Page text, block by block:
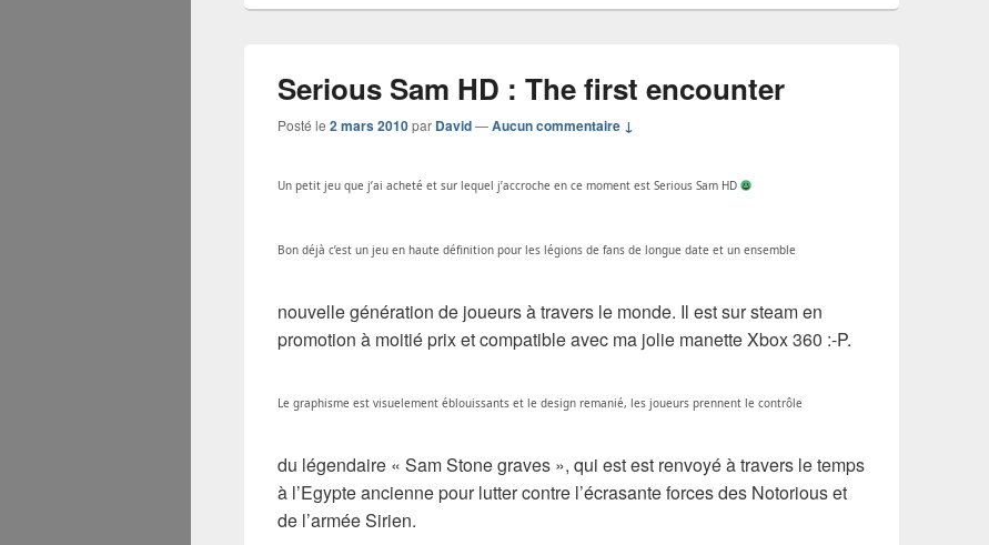
Serious Sam HD : The first encounter
Posté le 2 mars 2010par David—Aucun commentaire ↓
Un petit jeu que j’ai acheté et sur lequel j’accroche en ce moment est Serious Sam HD
Bon déjà c’est un jeu en haute définition pour les légions de fans de longue date et un ensemble
nouvelle génération de joueurs à travers le monde. Il est sur steam en
promotion à moitié prix et compatible avec ma jolie manette Xbox 360 :-P.
Le graphisme est visuelement éblouissants et le design remanié, les joueurs prennent le contrôle
du légendaire « Sam Stone graves », qui est est renvoyé à travers le temps
à l’Egypte ancienne pour lutter contre l’écrasante forces des Notorious et
de l’armée Sirien.